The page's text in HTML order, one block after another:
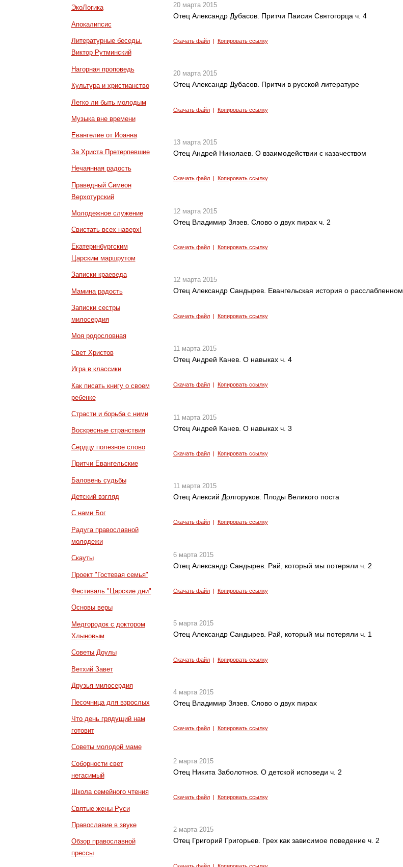
ЭкоЛогика
Апокалипсис
Литературные беседы.
Виктор Рутминский
Нагорная проповедь
Культура и христианство
Легко ли быть молодым
Музыка вне времени
Евангелие от Иоанна
За Христа Претерпевшие
Нечаянная радость
Праведный Симеон
Верхотурский
Молодежное служение
Свистать всех наверх!
Екатеринбургским
Царским маршрутом
Записки краеведа
Мамина радость
Записки сестры
милосердия
Моя родословная
Свет Христов
Игра в классики
Как писать книгу о своем
ребенке
Страсти и борьба с ними
Воскресные странствия
Сердцу полезное слово
Притчи Евангельские
Баловень судьбы
Детский взгляд
С нами Бог
Радуга православной
молодежи
Скауты
Проект "Гостевая семья"
Фестиваль "Царские дни"
Основы веры
Медгородок с доктором
Хлыновым
Советы Доулы
Ветхий Завет
Друзья милосердия
Песочница для взрослых
Что день грядущий нам
готовит
Советы молодой маме
Соборности свет
негасимый
Школа семейного чтения
Святые жены Руси
Православие в звуке
Обзор православной
прессы
20 марта 2015
Отец Александр Дубасов. Притчи Паисия Святогорца ч. 4
Скачать файл| Копировать ссылку
20 марта 2015
Отец Александр Дубасов. Притчи в русской литературе
Скачать файл| Копировать ссылку
13 марта 2015
Отец Андрей Николаев. О взаимодействии с казачеством
Скачать файл| Копировать ссылку
12 марта 2015
Отец Владимир Зязев. Слово о двух пирах ч. 2
Скачать файл| Копировать ссылку
12 марта 2015
Отец Александр Сандырев. Евангельская история о расслабленном
Скачать файл| Копировать ссылку
11 марта 2015
Отец Андрей Канев. О навыках ч. 4
Скачать файл| Копировать ссылку
11 марта 2015
Отец Андрей Канев. О навыках ч. 3
Скачать файл| Копировать ссылку
11 марта 2015
Отец Алексий Долгоруков. Плоды Великого поста
Скачать файл| Копировать ссылку
6 марта 2015
Отец Александр Сандырев. Рай, который мы потеряли ч. 2
Скачать файл| Копировать ссылку
5 марта 2015
Отец Александр Сандырев. Рай, который мы потеряли ч. 1
Скачать файл| Копировать ссылку
4 марта 2015
Отец Владимир Зязев. Слово о двух пирах
Скачать файл| Копировать ссылку
2 марта 2015
Отец Никита Заболотнов. О детской исповеди ч. 2
Скачать файл| Копировать ссылку
2 марта 2015
Отец Григорий Григорьев. Грех как зависимое поведение ч. 2
Скачать файл| Копировать ссылку